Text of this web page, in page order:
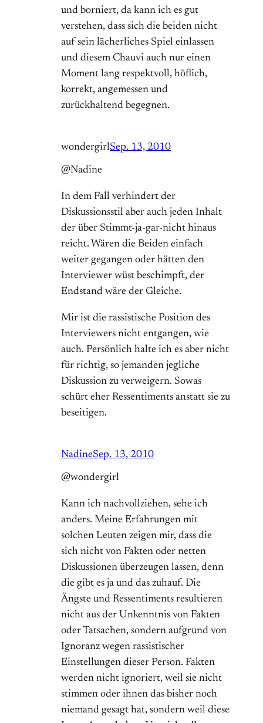
und borniert, da kann ich es gut
verstehen, dass sich die beiden nicht
auf sein lächerliches Spiel einlassen
und diesem Chauvi auch nur einen
Moment lang respektvoll, höflich,
korrekt, angemessen und
zurückhaltend begegnen.
wondergirlSep. 13, 2010
@Nadine
In dem Fall verhindert der
Diskussionsstil aber auch jeden Inhalt
der über Stimmt-ja-gar-nicht hinaus
reicht. Wären die Beiden einfach
weiter gegangen oder hätten den
Interviewer wüst beschimpft, der
Endstand wäre der Gleiche.
Mir ist die rassistische Position des
Interviewers nicht entgangen, wie
auch. Persönlich halte ich es aber nicht
für richtig, so jemanden jegliche
Diskussion zu verweigern. Sowas
schürt eher Ressentiments anstatt sie zu
beseitigen.
NadineSep. 13, 2010
@wondergirl
Kann ich nachvollziehen, sehe ich
anders. Meine Erfahrungen mit
solchen Leuten zeigen mir, dass die
sich nicht von Fakten oder netten
Diskussionen überzeugen lassen, denn
die gibt es ja und das zuhauf. Die
Ängste und Ressentiments resultieren
nicht aus der Unkenntnis von Fakten
oder Tatsachen, sondern aufgrund von
Ignoranz wegen rassistischer
Einstellungen dieser Person. Fakten
werden nicht ignoriert, weil sie nicht
stimmen oder ihnen das bisher noch
niemand gesagt hat, sondern weil diese